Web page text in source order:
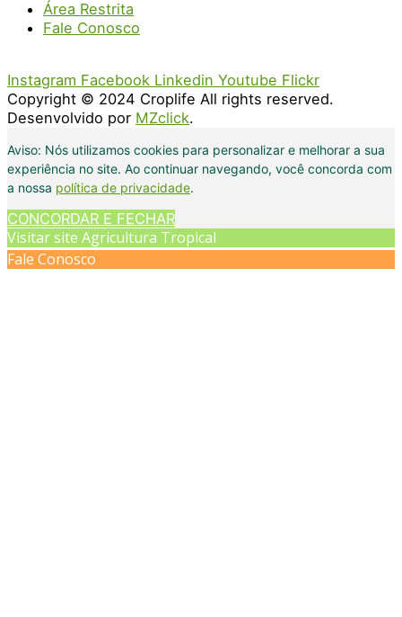
Área Restrita
Fale Conosco
Instagram Facebook Linkedin Youtube Flickr
Copyright © 2024 Croplife All rights reserved.
Desenvolvido por MZclick.
Aviso: Nós utilizamos cookies para personalizar e melhorar a sua
experiência no site. Ao continuar navegando, você concorda com
a nossa política de privacidade.
CONCORDAR E FECHAR
Visitar site Agricultura Tropical
Fale Conosco